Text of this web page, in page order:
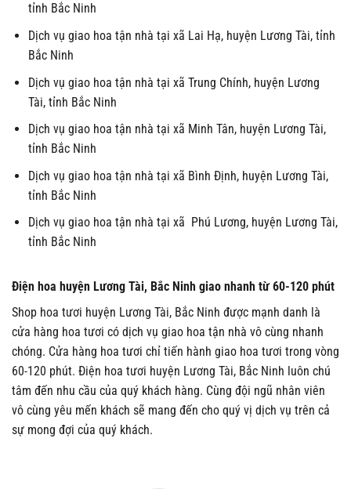
tỉnh Bắc Ninh
Dịch vụ giao hoa tận nhà tại xã Lai Hạ, huyện Lương Tài, tỉnh
Bắc Ninh
Dịch vụ giao hoa tận nhà tại xã Trung Chính, huyện Lương
Tài, tỉnh Bắc Ninh
Dịch vụ giao hoa tận nhà tại xã Minh Tân, huyện Lương Tài,
tỉnh Bắc Ninh
Dịch vụ giao hoa tận nhà tại xã Bình Định, huyện Lương Tài,
tỉnh Bắc Ninh
Dịch vụ giao hoa tận nhà tại xã Phú Lương, huyện Lương Tài,
tỉnh Bắc Ninh
Điện hoa huyện Lương Tài, Bắc Ninh giao nhanh từ 60-120 phút
Shop hoa tươi huyện Lương Tài, Bắc Ninh được mạnh danh là
cửa hàng hoa tươi có dịch vụ giao hoa tận nhà vô cùng nhanh
chóng. Cửa hàng hoa tươi chỉ tiến hành giao hoa tươi trong vòng
60-120 phút. Điện hoa tươi huyện Lương Tài, Bắc Ninh luôn chú
tâm đến nhu cầu của quý khách hàng. Cùng đội ngũ nhân viên
vô cùng yêu mến khách sẽ mang đến cho quý vị dịch vụ trên cả
sự mong đợi của quý khách.